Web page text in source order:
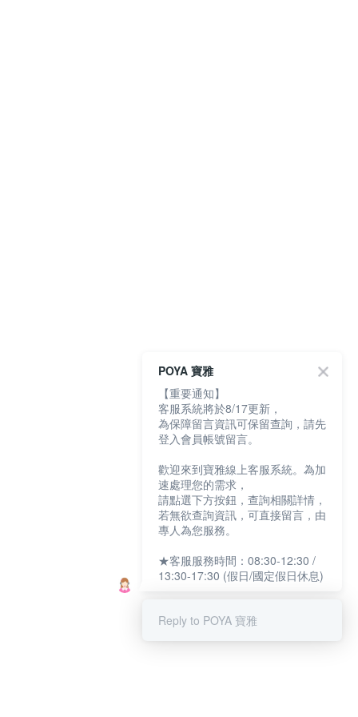
POYA 寶雅
【重要通知】
客服系統將於8/17更新，
為保障留言資訊可保留查詢，請先
登入會員帳號留言。
歡迎來到寶雅線上客服系統。為加
速處理您的需求，
請點選下方按鈕，查詢相關詳情，
若無欲查詢資訊，可直接留言，由
專人為您服務。
★客服服務時間：08:30-12:30 /
13:30-17:30 (假日/國定假日休息)
Reply to POYA 寶雅